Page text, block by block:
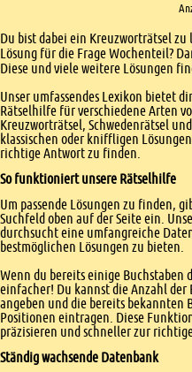
Einleitung
Du bist dabei ein Kreuzworträtsel
Lösung für die Frage Wochenteil?
Diese und viele weitere Lösungen
Unser umfassendes Lexikon bietet
Rätselhilfe für verschiedene Arten
Kreuzworträtsel, Schwedenrätsel
klassischen oder kniffligen
richtige Antwort zu finden.
So funktioniert unsere Rätselhilfe
Um passende Lösungen zu finden,
Suchfeld oben auf der Seite ein.
durchsucht eine umfangreiche
bestmöglichen Lösungen zu bieten.
Wenn du bereits einige Buchstaben
einfacher! Du kannst die Anzahl der
angeben und die bereits bekannten
Positionen eintragen. Diese
präzisieren und schneller zur
Ständig wachsende Datenbank